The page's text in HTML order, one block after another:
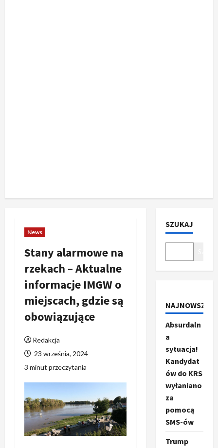
News
Stany alarmowe na
rzekach – Aktualne
informacje IMGW o
miejscach, gdzie są
obowiązujące
Redakcja
23 września, 2024
3 minut przeczytania
SZUKAJ
NAJNOWSZE
Absurdaln
a
sytuacja!
Kandydat
ów do KRS
wyłaniano
za
pomocą
SMS-ów
Trump